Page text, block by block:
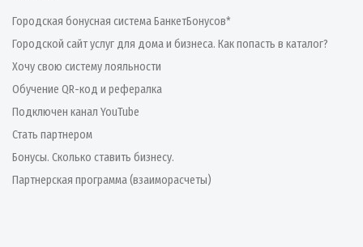
Городская бонусная система БанкетБонусов*
Городской сайт услуг для дома и бизнеса. Как попасть в каталог?
Хочу свою систему лояльности
Обучение QR-код и рефералка
Подключен канал YouTube
Стать партнером
Бонусы. Сколько ставить бизнесу.
Партнерская программа (взаиморасчеты)